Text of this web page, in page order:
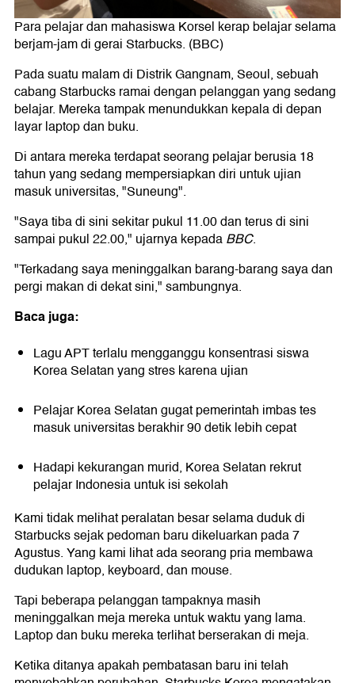
Para pelajar dan mahasiswa Korsel kerap belajar selama
berjam-jam di gerai Starbucks. (BBC)
Pada suatu malam di Distrik Gangnam, Seoul, sebuah
cabang Starbucks ramai dengan pelanggan yang sedang
belajar. Mereka tampak menundukkan kepala di depan
layar laptop dan buku.
Di antara mereka terdapat seorang pelajar berusia 18
tahun yang sedang mempersiapkan diri untuk ujian
masuk universitas, "Suneung".
"Saya tiba di sini sekitar pukul 11.00 dan terus di sini
sampai pukul 22.00," ujarnya kepadaBBC.
"Terkadang saya meninggalkan barang-barang saya dan
pergi makan di dekat sini," sambungnya.
Baca juga:
Lagu APT terlalu mengganggu konsentrasi siswa
Korea Selatan yang stres karena ujian
Pelajar Korea Selatan gugat pemerintah imbas tes
masuk universitas berakhir 90 detik lebih cepat
Hadapi kekurangan murid, Korea Selatan rekrut
pelajar Indonesia untuk isi sekolah
Kami tidak melihat peralatan besar selama duduk di
Starbucks sejak pedoman baru dikeluarkan pada 7
Agustus. Yang kami lihat ada seorang pria membawa
dudukan laptop, keyboard, dan mouse.
Tapi beberapa pelanggan tampaknya masih
meninggalkan meja mereka untuk waktu yang lama.
Laptop dan buku mereka terlihat berserakan di meja.
Ketika ditanya apakah pembatasan baru ini telah